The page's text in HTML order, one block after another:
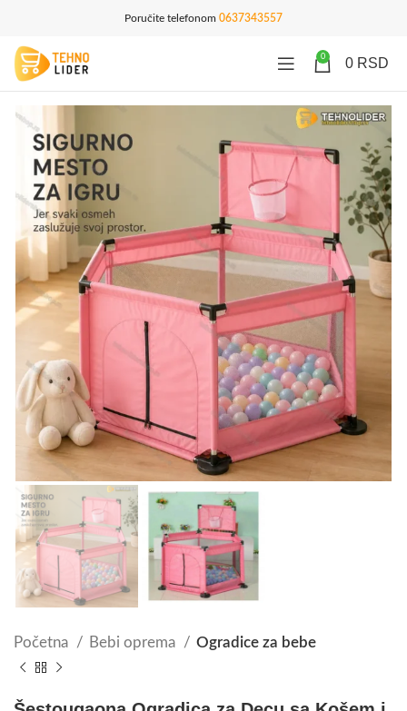
Poručite telefonom 0637343557
0 0 RSD
Početna Bebi oprema Ogradice za bebe